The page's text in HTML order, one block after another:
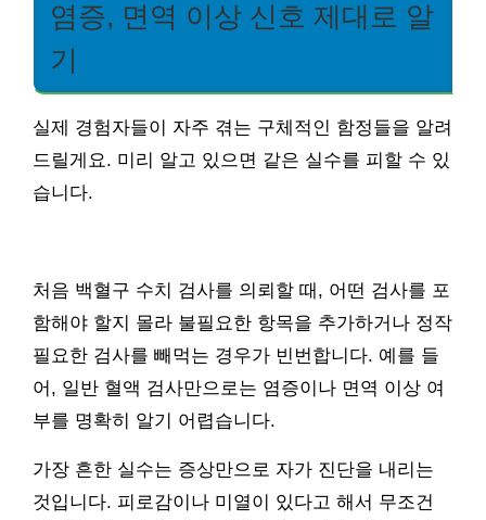
염증, 면역 이상 신호 제대로 알
기
실제 경험자들이 자주 겪는 구체적인 함정들을 알려
드릴게요. 미리 알고 있으면 같은 실수를 피할 수 있
습니다.
처음 백혈구 수치 검사를 의뢰할 때, 어떤 검사를 포
함해야 할지 몰라 불필요한 항목을 추가하거나 정작
필요한 검사를 빼먹는 경우가 빈번합니다. 예를 들
어, 일반 혈액 검사만으로는 염증이나 면역 이상 여
부를 명확히 알기 어렵습니다.
가장 흔한 실수는 증상만으로 자가 진단을 내리는
것입니다. 피로감이나 미열이 있다고 해서 무조건